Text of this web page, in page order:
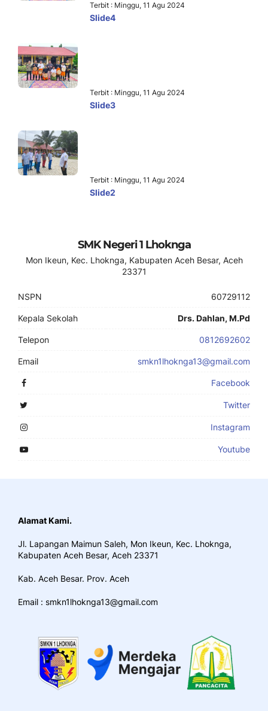
Terbit : Minggu, 11 Agu 2024
Slide4
Terbit : Minggu, 11 Agu 2024
Slide3
Terbit : Minggu, 11 Agu 2024
Slide2
SMK Negeri 1 Lhoknga
Mon Ikeun, Kec. Lhoknga, Kabupaten Aceh Besar, Aceh
23371
NSPN 60729112
Kepala Sekolah Drs. Dahlan, M.Pd
Telepon 0812692602
Email smkn1lhoknga13@gmail.com
Facebook
Twitter
Instagram
Youtube
Alamat Kami.
Jl. Lapangan Maimun Saleh, Mon Ikeun, Kec. Lhoknga,
Kabupaten Aceh Besar, Aceh 23371
Kab. Aceh Besar. Prov. Aceh
Email : smkn1lhoknga13@gmail.com